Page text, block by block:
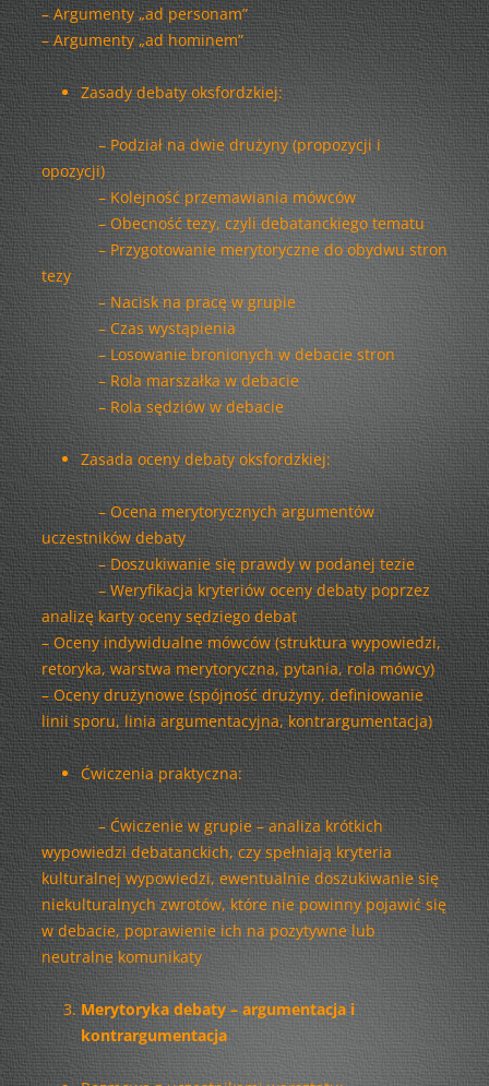
– Argumenty „ad personam”
– Argumenty „ad hominem”
Zasady debaty oksfordzkiej:
– Podział na dwie drużyny (propozycji i
opozycji)
– Kolejność przemawiania mówców
– Obecność tezy, czyli debatanckiego tematu
– Przygotowanie merytoryczne do obydwu stron
tezy
– Nacisk na pracę w grupie
– Czas wystąpienia
– Losowanie bronionych w debacie stron
– Rola marszałka w debacie
– Rola sędziów w debacie
Zasada oceny debaty oksfordzkiej:
– Ocena merytorycznych argumentów
uczestników debaty
– Doszukiwanie się prawdy w podanej tezie
– Weryfikacja kryteriów oceny debaty poprzez
analizę karty oceny sędziego debat
– Oceny indywidualne mówców (struktura wypowiedzi,
retoryka, warstwa merytoryczna, pytania, rola mówcy)
– Oceny drużynowe (spójność drużyny, definiowanie
linii sporu, linia argumentacyjna, kontrargumentacja)
Ćwiczenia praktyczna:
– Ćwiczenie w grupie – analiza krótkich
wypowiedzi debatanckich, czy spełniają kryteria
kulturalnej wypowiedzi, ewentualnie doszukiwanie się
niekulturalnych zwrotów, które nie powinny pojawić się
w debacie, poprawienie ich na pozytywne lub
neutralne komunikaty
Merytoryka debaty – argumentacja i
kontrargumentacja